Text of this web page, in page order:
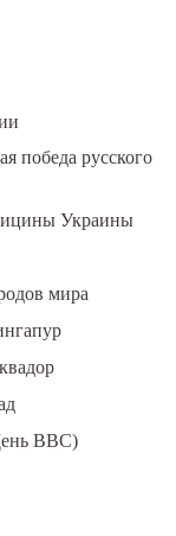
победа русского
Украины
мира
ВВС)